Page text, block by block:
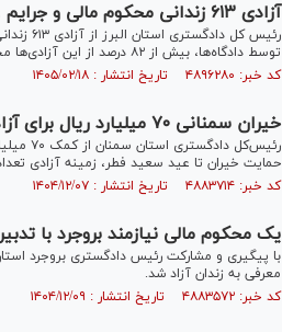
آزادی ۶۱۳ زندانی محکوم مالی و جرایم غیرعمد استان البرز در سال ۱۴۰۴
توسط دادگاه‌ها، بیش از ۸۲ درصد از این آزادی‌ها محقق شده است.
کد خبر: ۴۸۹۶۲۸۰ تاریخ انتشار : ۱۴۰۵/۰۲/۱۸
خیران سمنانی ۷۰ میلیارد ریال برای آزادی زندانیان جرایم غیرعمد تحت پوشش ستاد دیه اهدا کردند
حمایت خیران تا عید سعید فطر، زمینه آزادی
کد خبر: ۴۸۸۳۷۱۴ تاریخ انتشار : ۱۴۰۴/۱۲/۰۷
یک محکوم مالی نیازمند بروجرد با
با پیگیری و مشارکت رئیس دادگستری بروجرد
معرفی به زندان آزاد شد.
کد خبر: ۴۸۸۳۵۷۲ تاریخ انتشار : ۱۴۰۴/۱۲/۰۹